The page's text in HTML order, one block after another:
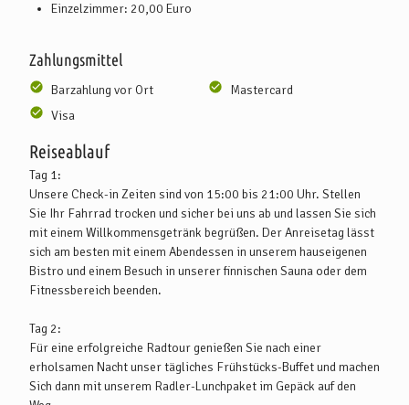
Einzelzimmer: 20,00 Euro
Zahlungsmittel
Barzahlung vor Ort
Mastercard
Visa
Reiseablauf
Tag 1:
Unsere Check-in Zeiten sind von 15:00 bis 21:00 Uhr. Stellen
Sie Ihr Fahrrad trocken und sicher bei uns ab und lassen Sie sich
mit einem Willkommensgetränk begrüßen. Der Anreisetag lässt
sich am besten mit einem Abendessen in unserem hauseigenen
Bistro und einem Besuch in unserer finnischen Sauna oder dem
Fitnessbereich beenden.
Tag 2:
Für eine erfolgreiche Radtour genießen Sie nach einer
erholsamen Nacht unser tägliches Frühstücks-Buffet und machen
Sich dann mit unserem Radler-Lunchpaket im Gepäck auf den